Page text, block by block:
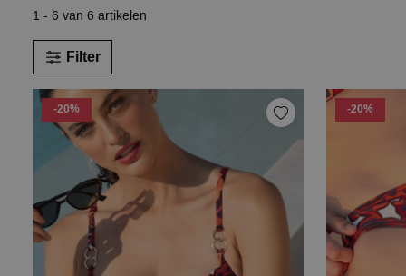
1 - 6 van 6 artikelen
Filter
-20% -20%